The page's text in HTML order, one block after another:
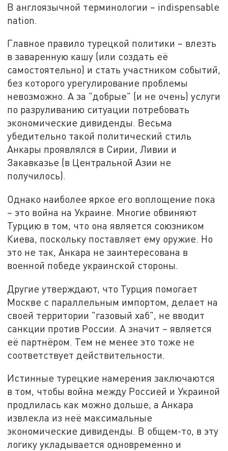
В англоязычной терминологии – indispensable
nation.
Главное правило турецкой политики – влезть
в заваренную кашу (или создать её
самостоятельно) и стать участником событий,
без которого урегулирование проблемы
невозможно. А за "добрые" (и не очень) услуги
по разруливанию ситуации потребовать
экономические дивиденды. Весьма
убедительно такой политический стиль
Анкары проявлялся в Сирии, Ливии и
Закавказье (в Центральной Азии не
получилось).
Однако наиболее яркое его воплощение пока
– это война на Украине. Многие обвиняют
Турцию в том, что она является союзником
Киева, поскольку поставляет ему оружие. Но
это не так, Анкара не заинтересована в
военной победе украинской стороны.
Другие утверждают, что Турция помогает
Москве с параллельным импортом, делает на
своей территории "газовый хаб", не вводит
санкции против России. А значит – является
её партнёром. Тем не менее это тоже не
соответствует действительности.
Истинные турецкие намерения заключаются
в том, чтобы война между Россией и Украиной
продлилась как можно дольше, а Анкара
извлекла из неё максимальные
экономические дивиденды. В общем-то, в эту
логику укладывается одновременно и